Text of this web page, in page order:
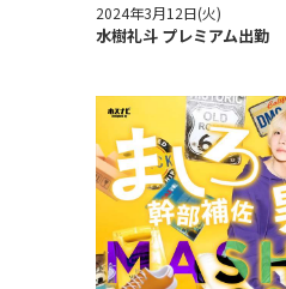
2024年3月12日(火)
水樹礼斗 プレミアム出勤